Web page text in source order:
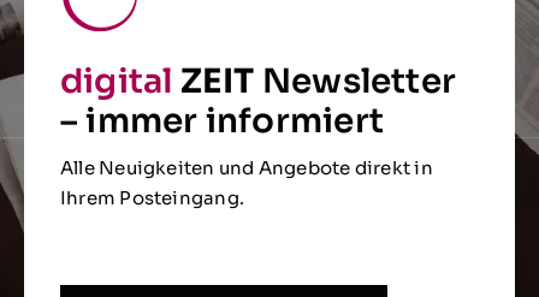
digital ZEIT Newsletter
– immer informiert
Alle Neuigkeiten und Angebote direkt in
Ihrem Posteingang.